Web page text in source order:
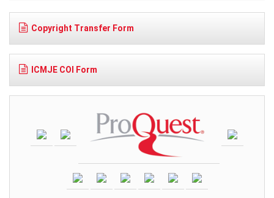
Copyright Transfer Form
ICMJE COI Form